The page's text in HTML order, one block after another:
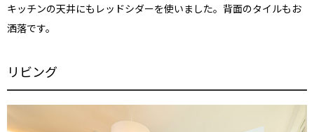
キッチンの天井にもレッドシダーを使いました。背面のタイルもお
洒落です。
リビング